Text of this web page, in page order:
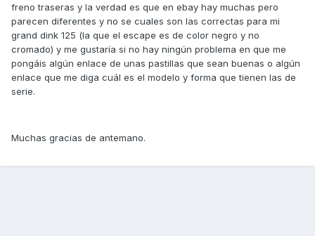
freno traseras y la verdad es que en ebay hay muchas pero
parecen diferentes y no se cuales son las correctas para mi
grand dink 125 (la que el escape es de color negro y no
cromado) y me gustaría si no hay ningún problema en que me
pongáis algún enlace de unas pastillas que sean buenas o algún
enlace que me diga cuál es el modelo y forma que tienen las de
serie.
Muchas gracias de antemano.